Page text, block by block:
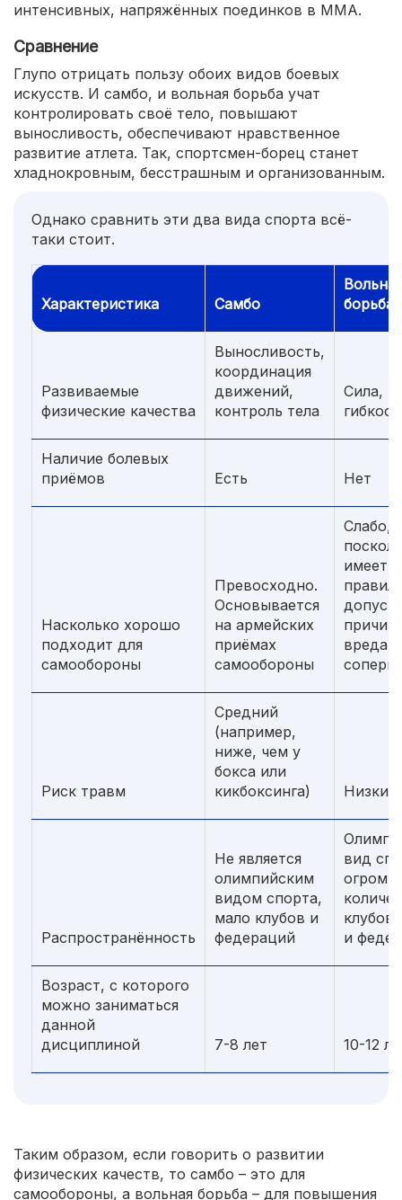
интенсивных, напряжённых поединков в MMA.
Сравнение
Глупо отрицать пользу обоих видов боевых
искусств. И самбо, и вольная борьба учат
контролировать своё тело, повышают
выносливость, обеспечивают нравственное
развитие атлета. Так, спортсмен-борец станет
хладнокровным, бесстрашным и организованным.
Однако сравнить эти два вида спорта всё-
таки стоит.
Характеристика Самбо
Вольная
борьба
Развиваемые
физические качества
Выносливость,
координация
движений,
контроль тела
Сила,
Наличие болевых
приёмов
Есть Нет
Насколько хорошо
подходит для
самообороны
Превосходно.
Основывается
на армейских
приёмах
самообороны
Слабо,
имеет
вреда
Риск травм
Средний
(например,
ниже, чем у
бокса или
кикбоксинга)
Низкий
Распространённость
Не является
олимпийским
видом спорта,
мало клубов и
федераций
вид
и
Возраст, с которого
можно заниматься
данной
дисциплиной
7-8 лет 10-12
Таким образом, если говорить о развитии
физических качеств, то самбо – это для
самообороны, а вольная борьба – для повышения